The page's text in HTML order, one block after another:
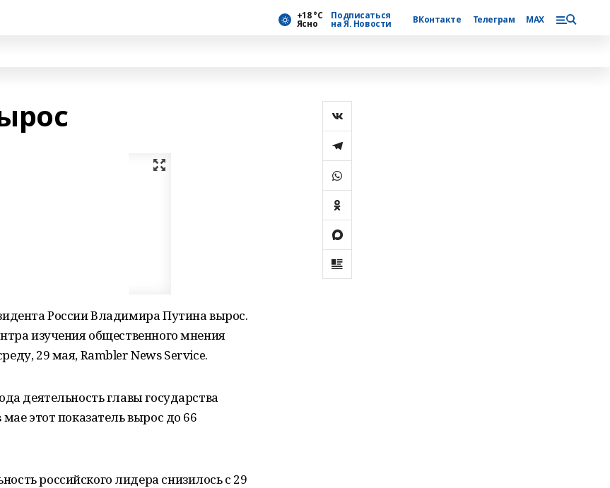
+18 °С
Ясно
Подписаться
на Я. Новости ВКонтакте Телеграм MAX
России Владимира Путина вырос.
изучения общественного мнения
29 мая, Rambler News Service.
деятельность главы государства
этот показатель вырос до 66
российского лидера снизилось с 29